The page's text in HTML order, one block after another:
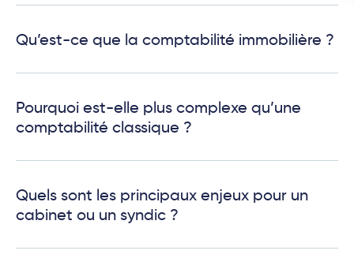
Qu’est-ce que la comptabilité immobilière ?
Pourquoi est-elle plus complexe qu’une
comptabilité classique ?
Quels sont les principaux enjeux pour un
cabinet ou un syndic ?